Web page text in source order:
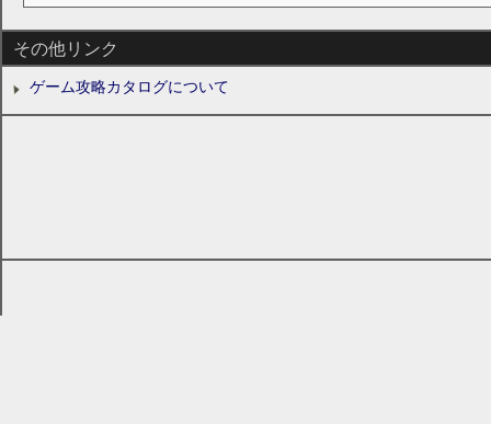
その他リンク
ゲーム攻略カタログについて